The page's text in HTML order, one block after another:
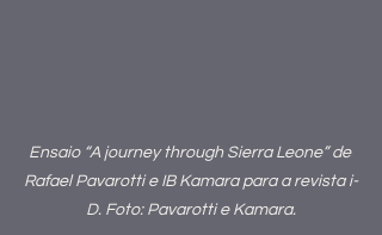
Ensaio “A journey through Sierra Leone” de
Rafael Pavarotti e IB Kamara para a revista i-
D. Foto: Pavarotti e Kamara.